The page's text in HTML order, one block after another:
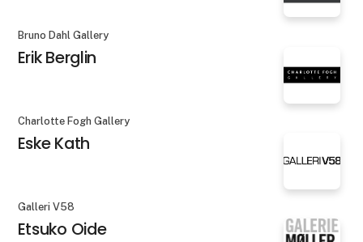
Bruno Dahl Gallery
Erik Berglin
Charlotte Fogh Gallery
Eske Kath
Galleri V58
Etsuko Oide